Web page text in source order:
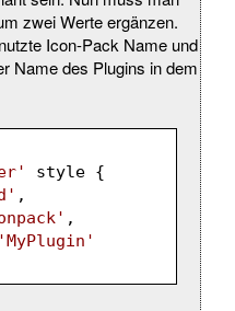
zwei Werte ergänzen.
Icon-Pack Name und
Name des Plugins in dem
style {
,
,
'MyPlugin'